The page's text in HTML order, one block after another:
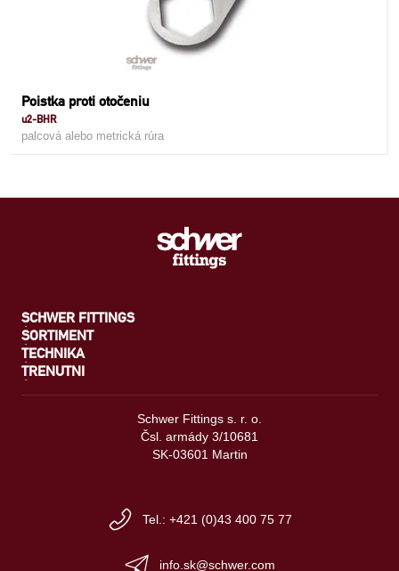
Poistka proti otočeniu
u2-BHR
palcová alebo metrická rúra
SCHWER FITTINGS
SORTIMENT
TECHNIKA
TRENUTNI
Schwer Fittings s. r. o.
Čsl. armády 3/10681
SK-03601 Martin
Tel.: +421 (0)43 400 75 77
info.sk@schwer.com